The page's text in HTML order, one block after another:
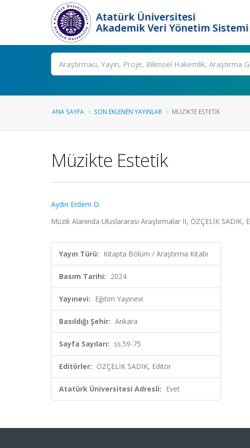
Atatürk Üniversitesi
Akademik Veri Yönetim Sistemi
Ara
ANA SAYFA SON EKLENEN YAYINLAR MÜZIKTE ESTETIK
Müzikte Estetik
Aydın Erdem D.
Müzik Alanında Uluslararası Araştırmalar II, ÖZÇELİK
Yayın Türü: Kitapta Bölüm / Araştırma Kitabı
Basım Tarihi: 2024
Yayınevi: Eğitim Yayınevi
Basıldığı Şehir: Ankara
Sayfa Sayıları: ss.59-75
Editörler: ÖZÇELİK SADIK, Editör
Atatürk Üniversitesi Adresli: Evet